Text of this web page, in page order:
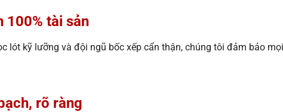
100% tài sản
lót kỹ lưỡng và đội ngũ bốc xếp cẩn thận, chúng tôi đảm bảo
rõ ràng